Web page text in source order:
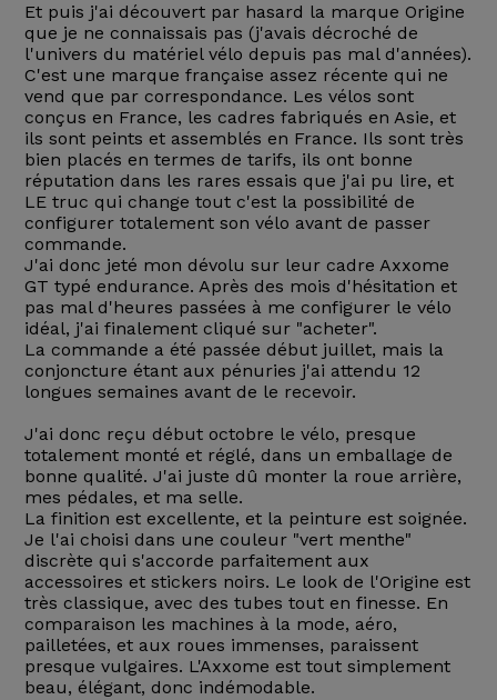
Et puis j'ai découvert par hasard la marque Origine
que je ne connaissais pas (j'avais décroché de
l'univers du matériel vélo depuis pas mal d'années).
C'est une marque française assez récente qui ne
vend que par correspondance. Les vélos sont
conçus en France, les cadres fabriqués en Asie, et
ils sont peints et assemblés en France. Ils sont très
bien placés en termes de tarifs, ils ont bonne
réputation dans les rares essais que j'ai pu lire, et
LE truc qui change tout c'est la possibilité de
configurer totalement son vélo avant de passer
commande.
J'ai donc jeté mon dévolu sur leur cadre Axxome
GT typé endurance. Après des mois d'hésitation et
pas mal d'heures passées à me configurer le vélo
idéal, j'ai finalement cliqué sur "acheter".
La commande a été passée début juillet, mais la
conjoncture étant aux pénuries j'ai attendu 12
longues semaines avant de le recevoir.
J'ai donc reçu début octobre le vélo, presque
totalement monté et réglé, dans un emballage de
bonne qualité. J'ai juste dû monter la roue arrière,
mes pédales, et ma selle.
La finition est excellente, et la peinture est soignée.
Je l'ai choisi dans une couleur "vert menthe"
discrète qui s'accorde parfaitement aux
accessoires et stickers noirs. Le look de l'Origine est
très classique, avec des tubes tout en finesse. En
comparaison les machines à la mode, aéro,
pailletées, et aux roues immenses, paraissent
presque vulgaires. L'Axxome est tout simplement
beau, élégant, donc indémodable.